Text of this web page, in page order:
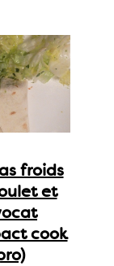
froids
et
cook